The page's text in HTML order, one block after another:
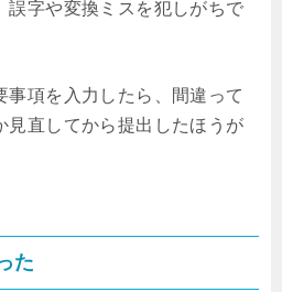
誤字や変換ミスを犯しがちで
事項を入力したら、間違って
見直してから提出したほうが
た